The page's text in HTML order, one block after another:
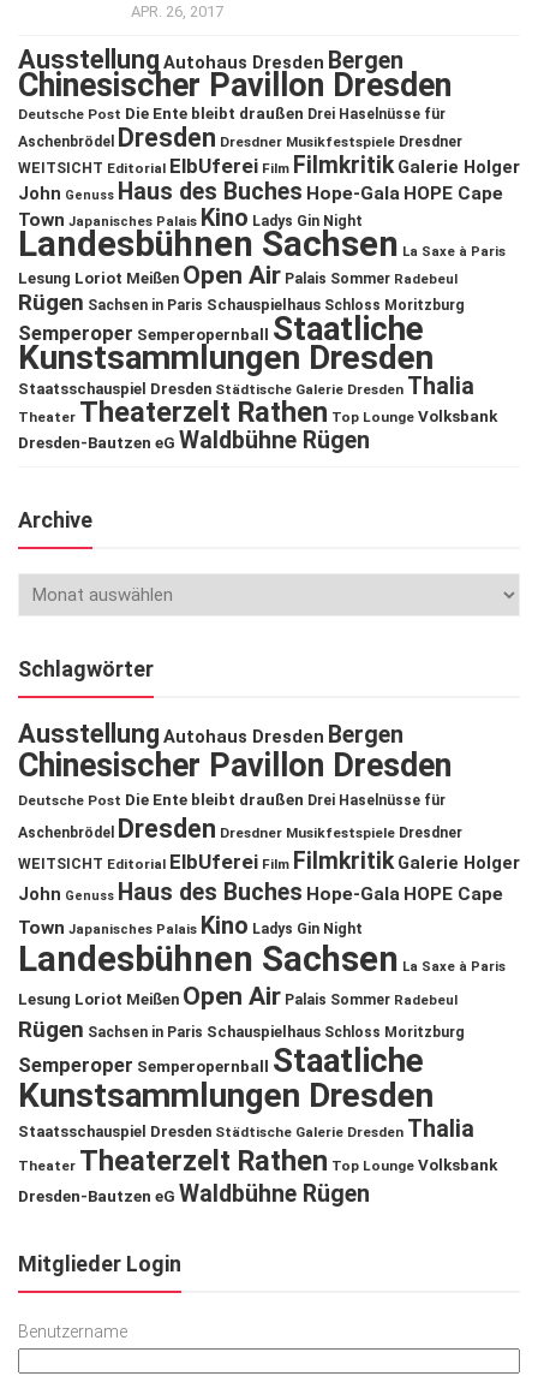
APR. 26, 2017
Ausstellung Autohaus Dresden Bergen
Chinesischer Pavillon Dresden
Deutsche Post Die Ente bleibt draußen Drei Haselnüsse für
Aschenbrödel
Dresden Dresdner Musikfestspiele Dresdner
WEITSICHT Editorial ElbUferei Film Filmkritik Galerie Holger
John Genuss Haus des Buches Hope-Gala HOPE Cape
Town Japanisches Palais Kino Ladys Gin Night
Landesbühnen Sachsen La Saxe à Paris
Lesung Loriot Meißen Open Air Palais Sommer Radebeul
Rügen Sachsen in Paris Schauspielhaus Schloss Moritzburg
Semperoper Semperopernball Staatliche
Kunstsammlungen Dresden
Staatsschauspiel Dresden Städtische Galerie Dresden Thalia
Theater Theaterzelt Rathen Top Lounge Volksbank
Dresden-Bautzen eG Waldbühne Rügen
Archive
Schlagwörter
Ausstellung Autohaus Dresden Bergen
Chinesischer Pavillon Dresden
Deutsche Post Die Ente bleibt draußen Drei Haselnüsse für
Aschenbrödel
Dresden Dresdner Musikfestspiele Dresdner
WEITSICHT Editorial ElbUferei Film Filmkritik Galerie Holger
John Genuss Haus des Buches Hope-Gala HOPE Cape
Town Japanisches Palais Kino Ladys Gin Night
Landesbühnen Sachsen La Saxe à Paris
Lesung Loriot Meißen Open Air Palais Sommer Radebeul
Rügen Sachsen in Paris Schauspielhaus Schloss Moritzburg
Semperoper Semperopernball
Staatliche
Kunstsammlungen Dresden
Staatsschauspiel Dresden Städtische Galerie Dresden Thalia
Theater Theaterzelt Rathen Top Lounge Volksbank
Dresden-Bautzen eG Waldbühne Rügen
Mitglieder Login
Benutzername